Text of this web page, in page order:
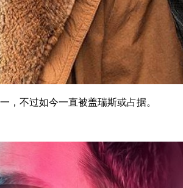
不过如今一直被盖瑞斯或占据。